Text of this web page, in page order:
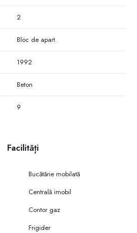
2
Bloc de apart.
1992
Beton
9
Facilități
Bucătărie mobilată
Centrală imobil
Contor gaz
Frigider